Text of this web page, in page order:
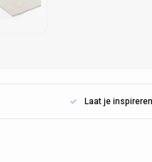
Laat je